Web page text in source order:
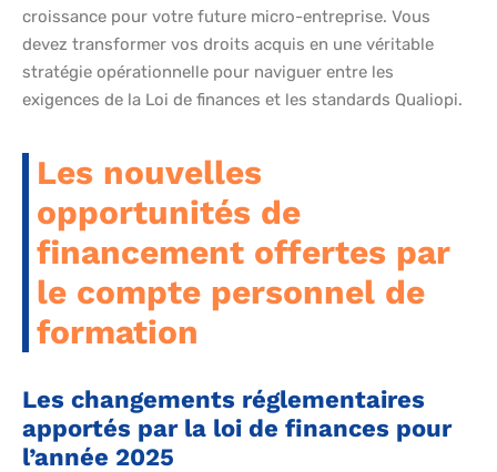
croissance pour votre future micro-entreprise. Vous
devez transformer vos droits acquis en une véritable
stratégie opérationnelle pour naviguer entre les
exigences de la Loi de finances et les standards Qualiopi.
Les nouvelles
opportunités de
financement offertes par
le compte personnel de
formation
Les changements réglementaires
apportés par la loi de finances pour
l’année 2025